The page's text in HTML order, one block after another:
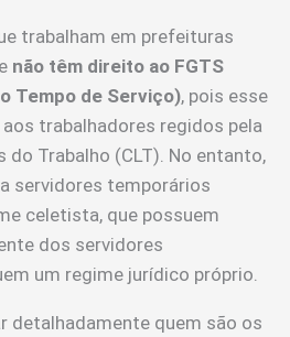
trabalham em prefeituras
não têm direito ao FGTS
Tempo de Serviço), pois esse
trabalhadores regidos pela
do Trabalho (CLT). No entanto,
servidores temporários
celetista, que possuem
dos servidores
um regime jurídico próprio.
detalhadamente quem são os